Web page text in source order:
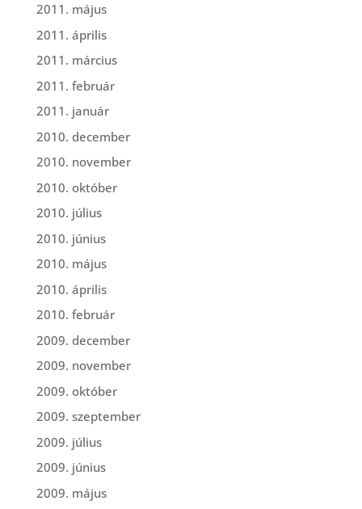
2011. május
2011. április
2011. március
2011. február
2011. január
2010. december
2010. november
2010. október
2010. július
2010. június
2010. május
2010. április
2010. február
2009. december
2009. november
2009. október
2009. szeptember
2009. július
2009. június
2009. május